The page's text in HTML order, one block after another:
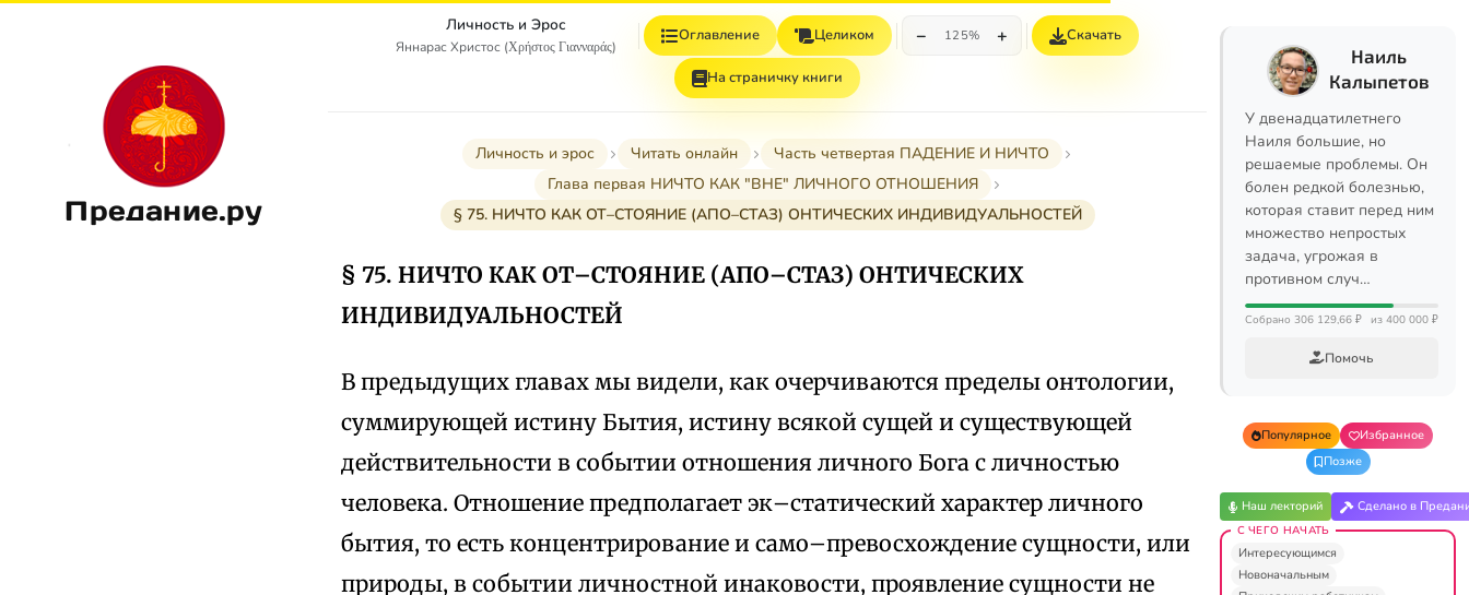
Предание.ру
Личность и Эрос
Яннарас Христос (Χρήστος Γιανναράς)
Оглавление Целиком − 125% + Скачать
На страничку книги
Личность и эрос Читать онлайн
Часть четвертая ПАДЕНИЕ И НИЧТО
Глава первая НИЧТО КАК "ВНЕ" ЛИЧНОГО ОТНОШЕНИЯ
§ 75. НИЧТО КАК ОТ–СТОЯНИЕ (АПО–СТАЗ) ОНТИЧЕСКИХ ИНДИВИДУАЛЬНОСТЕЙ
§ 75. НИЧТО КАК ОТ–СТОЯНИЕ (АПО–СТАЗ) ОНТИЧЕСКИХ
ИНДИВИДУАЛЬНОСТЕЙ
В предыдущих главах мы видели, как очерчиваются пределы онтологии,
суммирующей истину Бытия, истину всякой сущей и существующей
действительности в событии отношения личного Бога с личностью
человека. Отношение предполагает эк–статический характер личного
бытия, то есть концентрирование и само–превосхождение сущности, или
природы, в событии личностной инаковости, проявление сущности не
Наиль
Калыпетов
У двенадцатилетнего
Наиля большие, но
решаемые проблемы. Он
болен редкой болезнью,
которая ставит перед ним
множество непростых
задача, угрожая в
противном случ…
Собрано 306 129,66 ₽ из 400 000 ₽
Помочь
Популярное
Избранное
Позже
Наш лекторий Сделано в
С ЧЕГО НАЧАТЬ
Интересующимся
Новоначальным